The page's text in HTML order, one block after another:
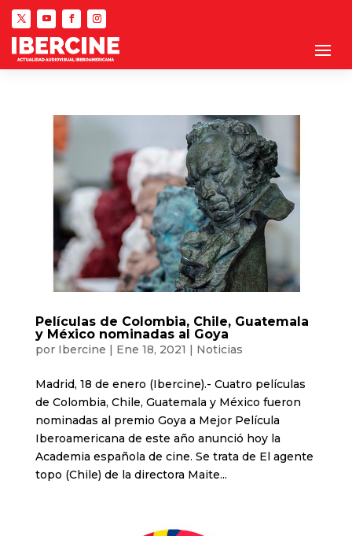
Películas de Colombia, Chile, Guatemala
y México nominadas al Goya
por Ibercine | Ene 18, 2021 | Noticias
Madrid, 18 de enero (Ibercine).- Cuatro películas
de Colombia, Chile, Guatemala y México fueron
nominadas al premio Goya a Mejor Película
Iberoamericana de este año anunció hoy la
Academia española de cine. Se trata de El agente
topo (Chile) de la directora Maite...